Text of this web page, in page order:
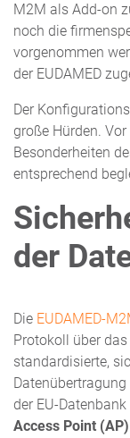
M2M als Add-on
noch die
vorgenommen
der EUDAMED
Der
große Hürden.
Besonderheiten
entsprechend
der
Die EUDAMED-
Protokoll über das
standardisierte,
der EU-
Access Point (AP)